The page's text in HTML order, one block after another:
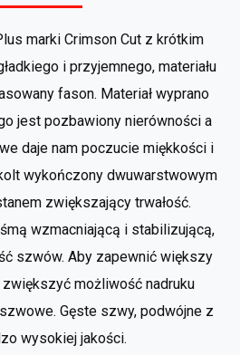
marki Crimson Cut z krótkim
i przyjemnego, materiału
fason. Materiał wyprano
jest pozbawiony nierówności a
daje nam poczucie miękkości i
wykończony dwuwarstwowym
zwiększający trwałość.
wzmacniającą i stabilizującą,
szwów. Aby zapewnić większy
możliwość nadruku
Gęste szwy, podwójne z
wysokiej jakości.